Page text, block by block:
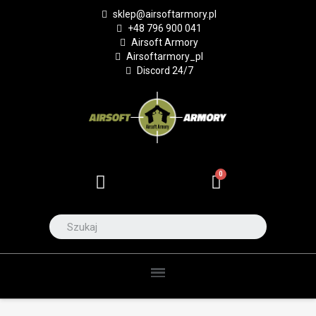
sklep@airsoftarmory.pl
+48 796 900 041
Airsoft Armory
Airsoftarmory_pl
Discord 24/7